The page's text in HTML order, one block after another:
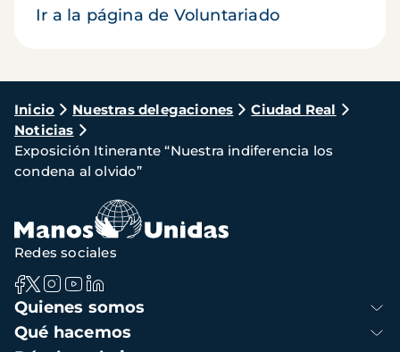
Ir a la página de Voluntariado
Ruta
de
navegación
Inicio Nuestras delegaciones
Ciudad Real
Noticias
Exposición Itinerante “Nuestra indiferencia los
condena al olvido”
Navegación
principal
Quienes somos
Qué hacemos
Redes sociales